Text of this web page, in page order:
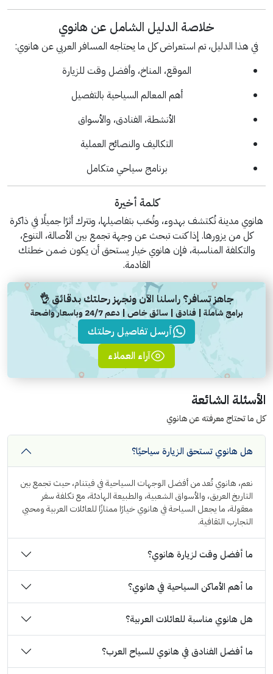
خلاصة الدليل الشامل عن هانوي
في هذا الدليل، تم استعراض كل ما يحتاجه المسافر العربي عن هانوي:
الموقع، المناخ، وأفضل وقت للزيارة
أهم المعالم السياحية بالتفصيل
الأنشطة، الفنادق، والأسواق
التكاليف والنصائح العملية
برنامج سياحي متكامل
كلمة أخيرة
هانوي مدينة تُكتشف بهدوء، وتُحَب بتفاصيلها، وتترك أثرًا جميلًا في ذاكرة
كل من يزورها. إذا كنت تبحث عن وجهة تجمع بين الأصالة، التنوع،
والتكلفة المناسبة، فإن هانوي خيار يستحق أن يكون ضمن خطتك
القادمة.
جاهز تسافر؟ راسلنا الآن ونجهز رحلتك بدقائق 👌
برامج شاملة | فنادق | سائق خاص | دعم 24/7 وباسعار واضحة
أرسل تفاصيل رحلتك
آراء العملاء
الأسئلة الشائعة
كل ما تحتاج معرفته عن هانوي
هل هانوي تستحق الزيارة سياحيًا؟
نعم، هانوي تُعد من أفضل الوجهات السياحية في فيتنام، حيث تجمع بين
التاريخ العريق، والأسواق الشعبية، والطبيعة الهادئة، مع تكلفة سفر
معقولة، ما يجعل السياحة في هانوي خيارًا ممتازًا للعائلات العربية ومحبي
التجارب الثقافية.
ما أفضل وقت لزيارة هانوي؟
ما أهم الأماكن السياحية في هانوي؟
هل هانوي مناسبة للعائلات العربية؟
ما أفضل الفنادق في هانوي للسياح العرب؟